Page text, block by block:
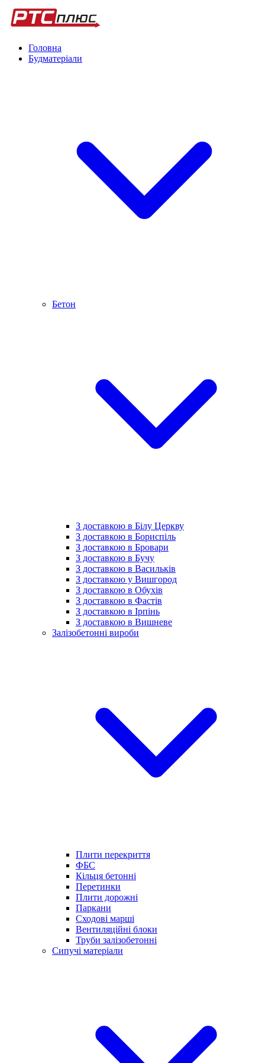
Головна
Будматеріали
Бетон
З доставкою в Білу Церкву
З доставкою в Бориспіль
З доставкою в Бровари
З доставкою в Бучу
З доставкою в Васильків
З доставкою у Вишгород
З доставкою в Обухів
З доставкою в Фастів
З доставкою в Ірпінь
З доставкою в Вишневе
Залізобетонні вироби
Плити перекриття
ФБС
Кільця бетонні
Перетинки
Плити дорожні
Паркани
Сходові марші
Вентиляційні блоки
Труби залізобетонні
Сипучі матеріали